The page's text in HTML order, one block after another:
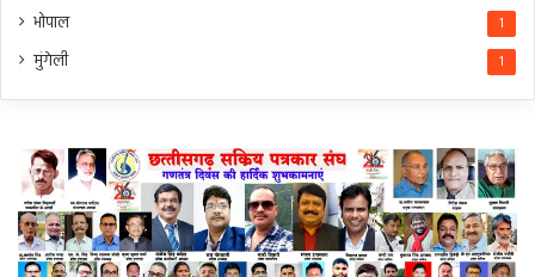
भोपाल 1
मुंगेली 1